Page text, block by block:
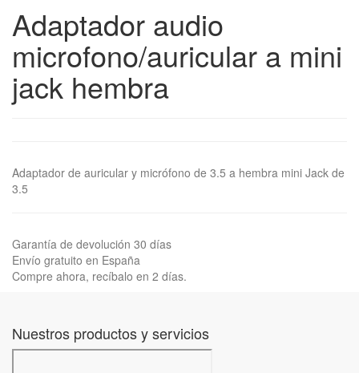
Adaptador audio
microfono/auricular a mini
jack hembra
Adaptador de auricular y micrófono de 3.5 a hembra mini Jack de
3.5
Garantía de devolución 30 días
Envío gratuito en España
Compre ahora, recíbalo en 2 días.
Nuestros productos y servicios